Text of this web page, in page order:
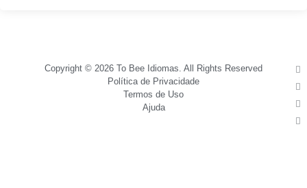
Copyright © 2026 To Bee Idiomas. All Rights Reserved
Política de Privacidade
Termos de Uso
Ajuda